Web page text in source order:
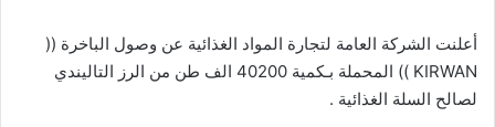
أعلنت الشركة العامة لتجارة المواد الغذائية عن وصول الباخرة ((
KIRWAN )) المحملة بـكمية 40200 الف طن من الرز التاليندي
لصالح السلة الغذائية .